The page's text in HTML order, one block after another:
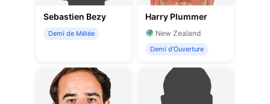
Sebastien Bezy
Demi de Mêlée
Harry Plummer
New Zealand
Demi d'Ouverture